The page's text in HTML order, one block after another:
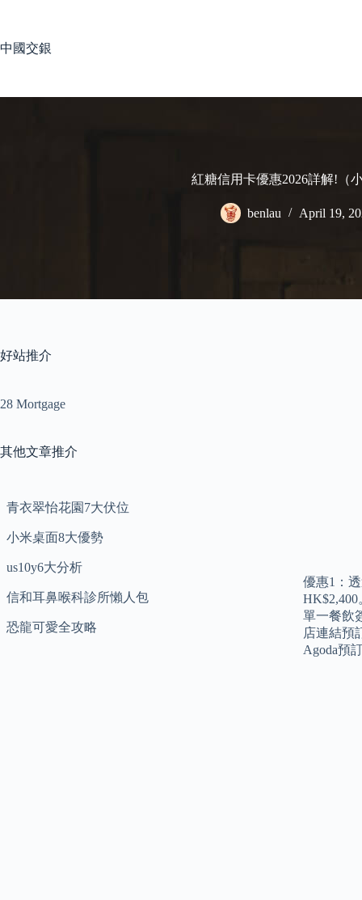
中國交銀
紅糖信用卡優惠2026詳解!（小
benlau April 19,
優惠1：
單一餐飲
店連結預
Agoda預
好站推介
28 Mortgage
其他文章推介
青衣翠怡花園7大伏位
小米桌面8大優勢
us10y6大分析
信和耳鼻喉科診所懶人包
恐龍可愛全攻略